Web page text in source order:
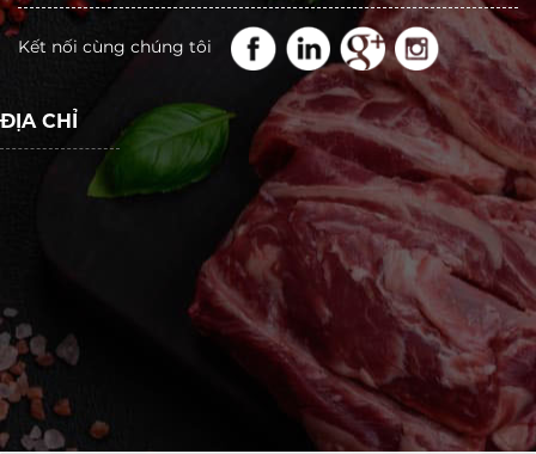
Kết nối cùng chúng tôi
ĐỊA CHỈ